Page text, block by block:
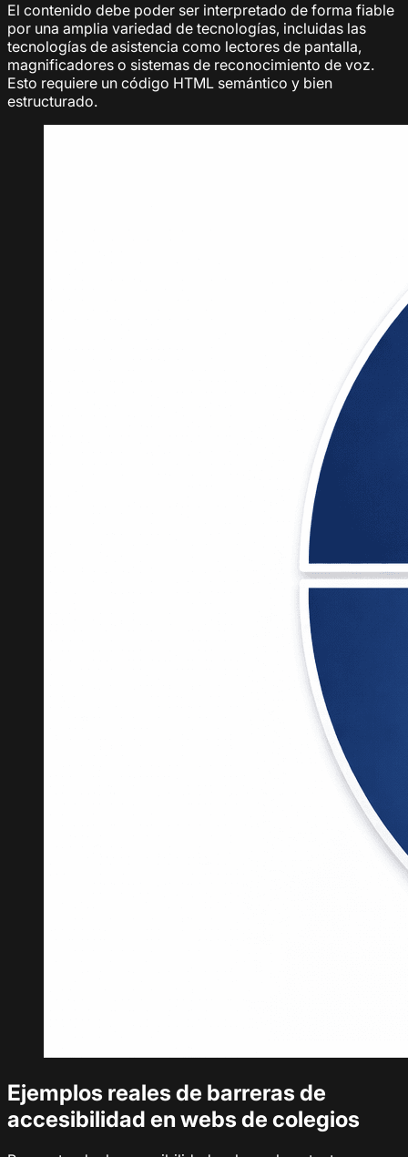
El contenido debe poder ser interpretado de forma fiable
por una amplia variedad de tecnologías, incluidas las
tecnologías de asistencia como lectores de pantalla,
magnificadores o sistemas de reconocimiento de voz.
Esto requiere un código HTML semántico y bien
estructurado.
Ejemplos reales de barreras de
accesibilidad en webs de colegios